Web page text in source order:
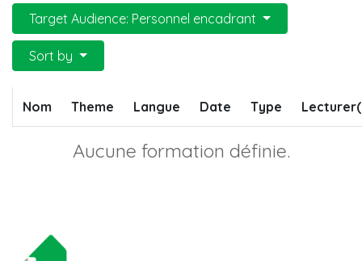
Target Audience: Personnel encadrant
Sort by
Nom Theme Langue Date Type
Aucune formation définie.